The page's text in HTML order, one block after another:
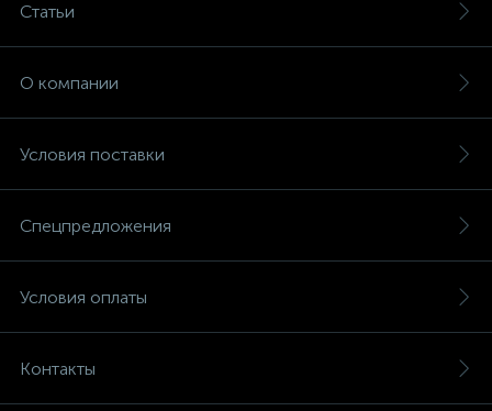
Статьи
О компании
Условия поставки
Спецпредложения
Условия оплаты
Контакты